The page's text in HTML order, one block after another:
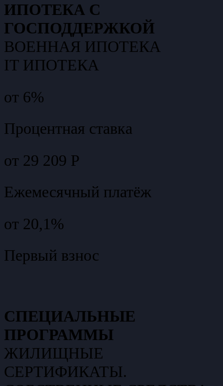
ИПОТЕКА С
ГОСПОДДЕРЖКОЙ
ВОЕННАЯ ИПОТЕКА
IT ИПОТЕКА
от 6%
Процентная ставка
от 29 209 Р
Ежемесячный платёж
от 20,1%
Первый взнос
СПЕЦИАЛЬНЫЕ
ПРОГРАММЫ
ЖИЛИЩНЫЕ
СЕРТИФИКАТЫ.